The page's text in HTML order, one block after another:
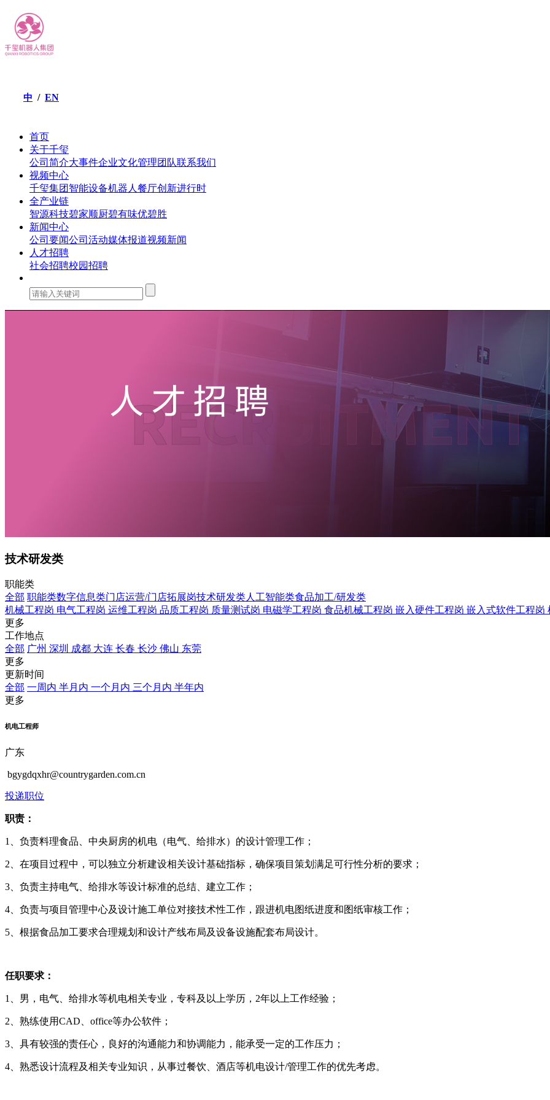
中 / EN
首页
关于千玺
公司简介大事件企业文化管理团队联系我们
视频中心
千玺集团 智能设备机器人餐厅创新进行时
全产业链
智源科技碧家顺厨碧有味优碧胜
新闻中心
公司要闻公司活动媒体报道视频新闻
人才招聘
社会招聘校园招聘
技术研发类
职能类
全部 职能类数字信息类门店运营/门店拓展岗技术研发类人工智能类食品加工/研发类
机械工程岗 电气工程岗 运维工程岗 品质工程岗 质量测试岗 电磁学工程岗 食品机械工程岗 嵌入硬件工程岗 嵌入式软件工程岗
更多
工作地点
全部 广州 深圳 成都 大连 长春 长沙 佛山 东莞
更多
更新时间
全部 一周内 半月内 一个月内 三个月内 半年内
更多
机电工程师
广东
bgygdqxhr@countrygarden.com.cn
投递职位
职责：
1、负责料理食品、中央厨房的机电（电气、给排水）的设计管理工作；
2、在项目过程中，可以独立分析建设相关设计基础指标，确保项目策划满足可行性分析的要求；
3、负责主持电气、给排水等设计标准的总结、建立工作；
4、负责与项目管理中心及设计施工单位对接技术性工作，跟进机电图纸进度和图纸审核工
5、根据食品加工要求合理规划和设计产线布局及设备设施配套布局设计。
任职要求：
1、男，电气、给排水等机电相关专业，专科及以上学历，2年以上工作经验；
2、熟练使用CAD、office等办公软件；
3、具有较强的责任心，良好的沟通能力和协调能力，能承受一定的工作压力；
4、熟悉设计流程及相关专业知识，从事过餐饮、酒店等机电设计/管理工作的优先考虑。